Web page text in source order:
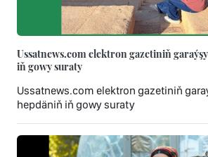
Ussatnews.com elektron gazetiniň
iň gowy suraty
Ussatnews.com elektron gazetiniň
hepdäniň iň gowy suraty